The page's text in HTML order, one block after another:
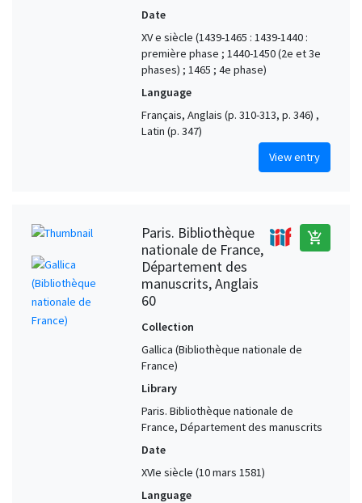
Date
XV e siècle (1439-1465 : 1439-1440 :
première phase ; 1440-1450 (2e et 3e
phases) ; 1465 ; 4e phase)
Language
Français, Anglais (p. 310-313, p. 346) ,
Latin (p. 347)
View entry
Paris. Bibliothèque
nationale de France,
Département des
manuscrits, Anglais
60
add_shopping_cart
Collection
Gallica (Bibliothèque nationale de
France)
Library
Paris. Bibliothèque nationale de
France, Département des manuscrits
Date
XVIe siècle (10 mars 1581)
Language